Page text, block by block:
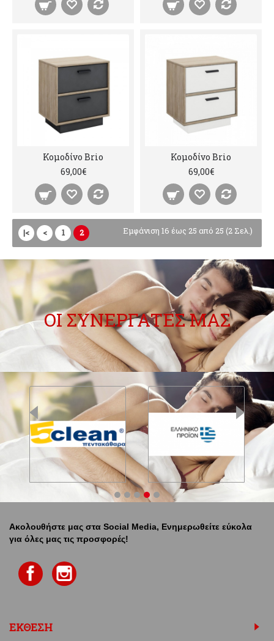
Κομοδίνο Brio
69,00€
Κομοδίνο Brio
69,00€
|< < 1 2 Εμφάνιση 16 έως 25 από 25 (2 Σελ.)
ΟΙ ΣΥΝΕΡΓΑΤΕΣ ΜΑΣ
Ακολουθήστε μας στα Social Media, Ενημερωθείτε εύκολα
για όλες μας τις προσφορές!
ΕΚΘΕΣΗ